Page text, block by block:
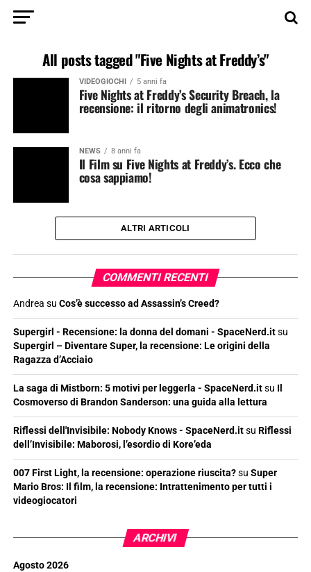
All posts tagged "Five Nights at Freddy’s"
VIDEOGIOCHI 5 anni fa
Five Nights at Freddy’s Security Breach, la
recensione: il ritorno degli animatronics!
NEWS 8 anni fa
Il Film su Five Nights at Freddy’s. Ecco che
cosa sappiamo!
ALTRI ARTICOLI
COMMENTI RECENTI
Andrea su Cos’è successo ad Assassin’s Creed?
Supergirl - Recensione: la donna del domani - SpaceNerd.itsu
Supergirl – Diventare Super, la recensione: Le origini della
Ragazza d’Acciaio
La saga di Mistborn: 5 motivi per leggerla - SpaceNerd.itsu Il
Cosmoverso di Brandon Sanderson: una guida alla lettura
Riflessi dell'Invisibile: Nobody Knows - SpaceNerd.itsu Riflessi
dell’Invisibile: Maborosi, l’esordio di Kore’eda
007 First Light, la recensione: operazione riuscita?su Super
Mario Bros: Il film, la recensione: Intrattenimento per tutti i
videogiocatori
ARCHIVI
Agosto 2026